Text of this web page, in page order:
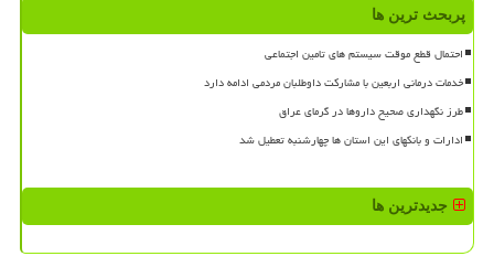
پربحث ترین ها
احتمال قطع موقت سیستم های تامین اجتماعی
خدمات درمانی اربعین با مشارکت داوطلبان مردمی ادامه دارد
طرز نگهداری صحیح داروها در گرمای عراق
ادارات و بانکهای این استان ها چهارشنبه تعطیل شد
جدیدترین ها